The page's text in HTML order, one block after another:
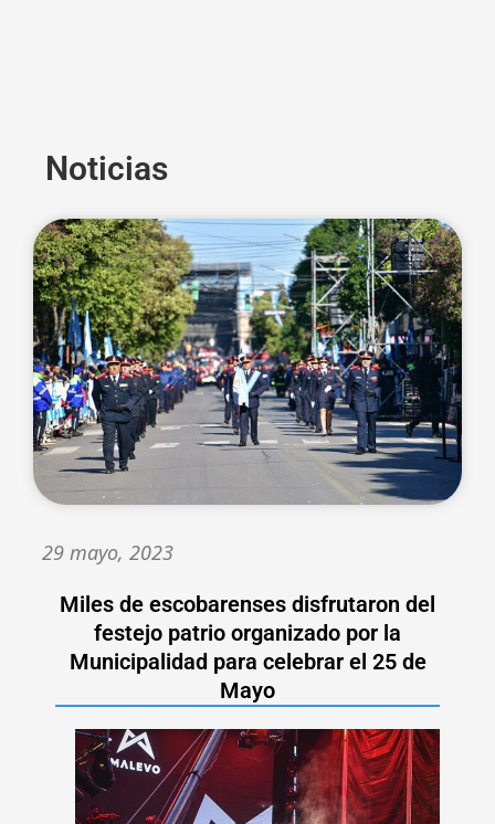
Noticias
29 mayo, 2023
Miles de escobarenses disfrutaron del
festejo patrio organizado por la
Municipalidad para celebrar el 25 de
Mayo